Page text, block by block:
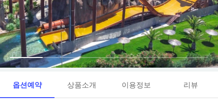
옵션예약 상품소개 이용정보 리뷰